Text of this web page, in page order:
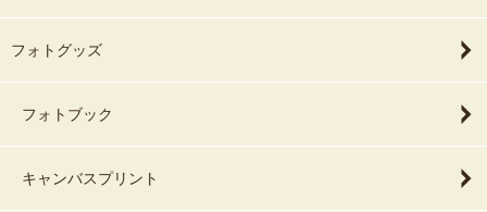
フォトグッズ
フォトブック
キャンバスプリント